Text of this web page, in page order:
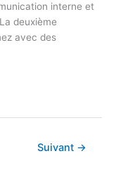
interne et
deuxième
avec des
Suivant →